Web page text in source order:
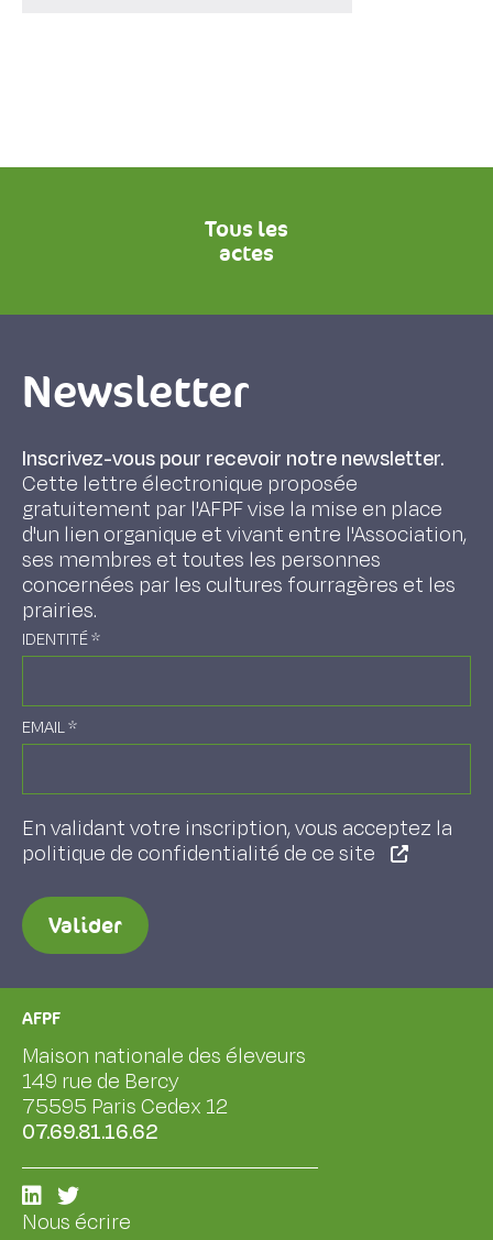
Tous les
actes
Newsletter
Inscrivez-vous pour recevoir notre newsletter.
Cette lettre électronique proposée
gratuitement par l'AFPF vise la mise en place
d'un lien organique et vivant entre l'Association,
ses membres et toutes les personnes
concernées par les cultures fourragères et les
prairies.
IDENTITÉ*
EMAIL*
En validant votre inscription, vous acceptez la
politique de confidentialité de ce site
Valider
AFPF
Maison nationale des éleveurs
149 rue de Bercy
75595 Paris Cedex 12
07.69.81.16.62
Nous écrire